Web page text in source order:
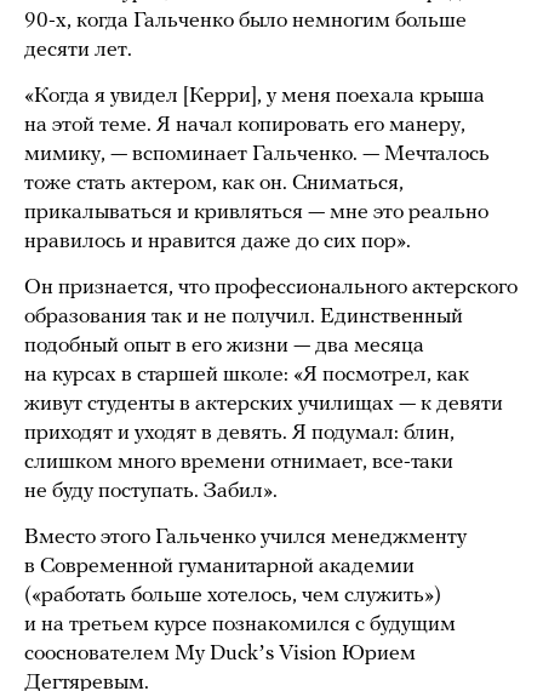
90-х, когда Гальченко было немногим больше
десяти лет.
«Когда я увидел [Керри], у меня поехала крыша
на этой теме. Я начал копировать его манеру,
мимику, — вспоминает Гальченко. — Мечталось
тоже стать актером, как он. Сниматься,
прикалываться и кривляться — мне это реально
нравилось и нравится даже до сих пор».
Он признается, что профессионального актерского
образования так и не получил. Единственный
подобный опыт в его жизни — два месяца
на курсах в старшей школе: «Я посмотрел, как
живут студенты в актерских училищах — к девяти
приходят и уходят в девять. Я подумал: блин,
слишком много времени отнимает, все-таки
не буду поступать. Забил».
Вместо этого Гальченко учился менеджменту
в Современной гуманитарной академии
(«работать больше хотелось, чем служить»)
и на третьем курсе познакомился с будущим
сооснователем My Duckʼs Vision Юрием
Дегтяревым.